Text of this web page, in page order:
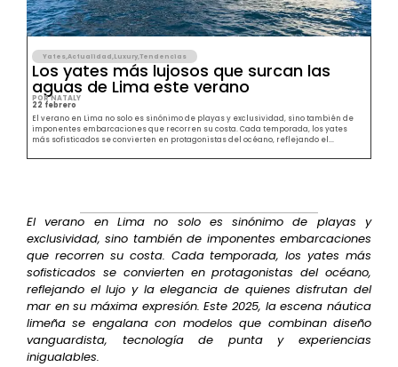
Yates Actualidad Luxury Tendencias
Los yates más lujosos que surcan las
aguas de Lima este verano
POR NATALY
22 febrero
El verano en Lima no solo es sinónimo de playas y exclusividad, sino también de
imponentes embarcaciones que recorren su costa. Cada temporada, los yates
más sofisticados se convierten en protagonistas del océano, reflejando el...
El verano en Lima no solo es sinónimo de playas y
exclusividad, sino también de imponentes embarcaciones
que recorren su costa. Cada temporada, los yates más
sofisticados se convierten en protagonistas del océano,
reflejando el lujo y la elegancia de quienes disfrutan del
mar en su máxima expresión. Este 2025, la escena náutica
limeña se engalana con modelos que combinan diseño
vanguardista, tecnología de punta y experiencias
inigualables.